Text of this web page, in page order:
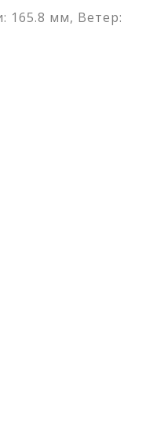
165.8 мм, Ветер: